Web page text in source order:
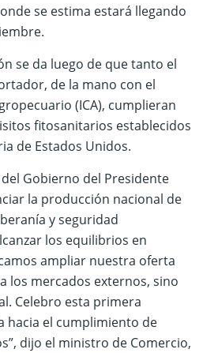
se estima estará llegando
se da luego de que tanto el
de la mano con el
(ICA), cumplieran
fitosanitarios establecidos
de Estados Unidos.
Gobierno del Presidente
la producción nacional de
y seguridad
los equilibrios en
ampliar nuestra oferta
los mercados externos, sino
Celebro esta primera
hacia el cumplimiento de
dijo el ministro de Comercio,